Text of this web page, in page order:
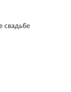
свадьбе